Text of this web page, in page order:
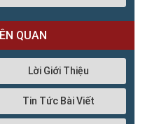
QUAN
Lời Giới Thiệu
Tin Tức Bài Viết